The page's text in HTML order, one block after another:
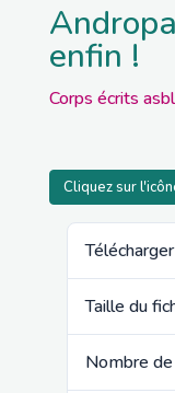
enfin !
Corps écrits asbl
Cliquez sur
Télécharger
Taille du
Nombre